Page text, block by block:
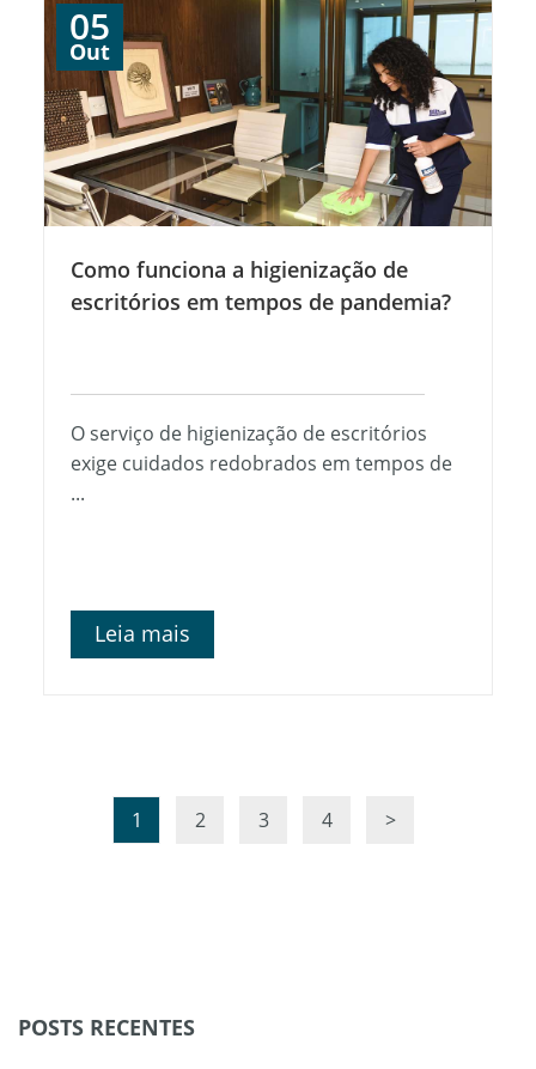
05
Out
Como funciona a higienização de
escritórios em tempos de pandemia?
O serviço de higienização de escritórios
exige cuidados redobrados em tempos de
...
Leia mais
1 2 3 4 >
POSTS RECENTES